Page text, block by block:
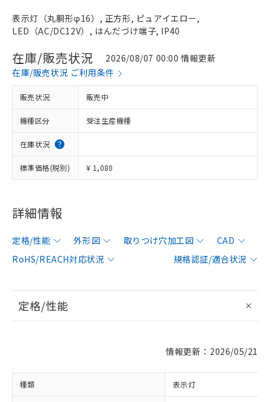
表示灯（丸胴形φ16）, 正方形, ピュアイエロー,
LED（AC/DC12V）, はんだづけ端子, IP40
在庫/販売状況
2026/08/07 00:00 情報更新
在庫/販売状況 ご利用条件
販売状況 販売中
機種区分 受注生産機種
在庫状況
標準価格(税別) ¥ 1,080
詳細情報
定格/性能 外形図 取りつけ穴加工図
CAD
RoHS/REACH対応状況
規格認証/適合状況
定格/性能
情報更新：2026/05/21
種類 表示灯